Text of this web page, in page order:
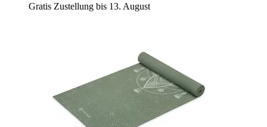
Gratis Zustellung bis 13. August